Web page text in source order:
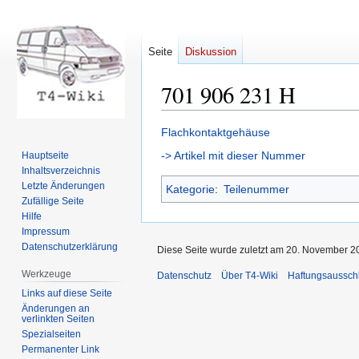
701 906 231 H
Zur
Navigation
Zur
Suche
Flachkontaktgehäuse
-> Artikel mit dieser Nummer
Kategorie: Teilenummer
Seite Diskussion
Hauptseite
Inhaltsverzeichnis
Letzte Änderungen
Zufällige Seite
Hilfe
Impressum
Datenschutzerklärung
Werkzeuge
Links auf diese Seite
Änderungen an
verlinkten Seiten
Spezialseiten
Permanenter Link
Diese Seite wurde zuletzt am 20. November
Datenschutz Über T4-Wiki